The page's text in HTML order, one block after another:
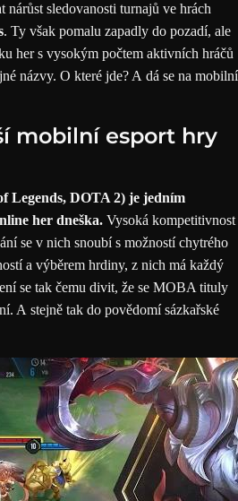
nárůst sledovanosti turnajů ve hrách
. Ty však pomalu zapadly do pozadí, ale
her s vysokým počtem aktivních hráčů
názvy. O které jde? A dá se na mobilní
mobilní esport hry
Legends, DOTA 2) je jedním
her dneška. Vysoká kompetitivnost
se v nich snoubí s možností chytrého
a výběrem hrdiny, z nich má každý
se tak čemu divit, že se MOBA tituly
A stejně tak do povědomísázkařské